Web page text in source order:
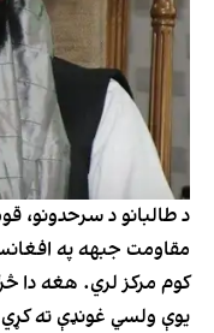
د طالبانو د سرحدونو،
مقاومت جبهه په
کوم مرکز لري. هغه دا
یوې ولسي غونډې ته